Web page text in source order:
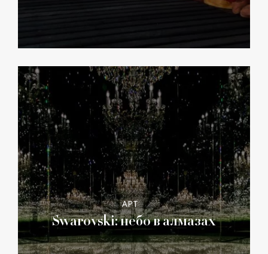
АРТ
Swarovski: небо в алмазах